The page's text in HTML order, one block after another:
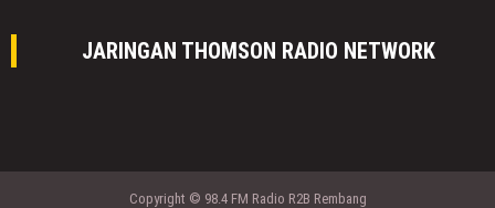
JARINGAN THOMSON RADIO NETWORK
Copyright © 98.4 FM Radio R2B Rembang